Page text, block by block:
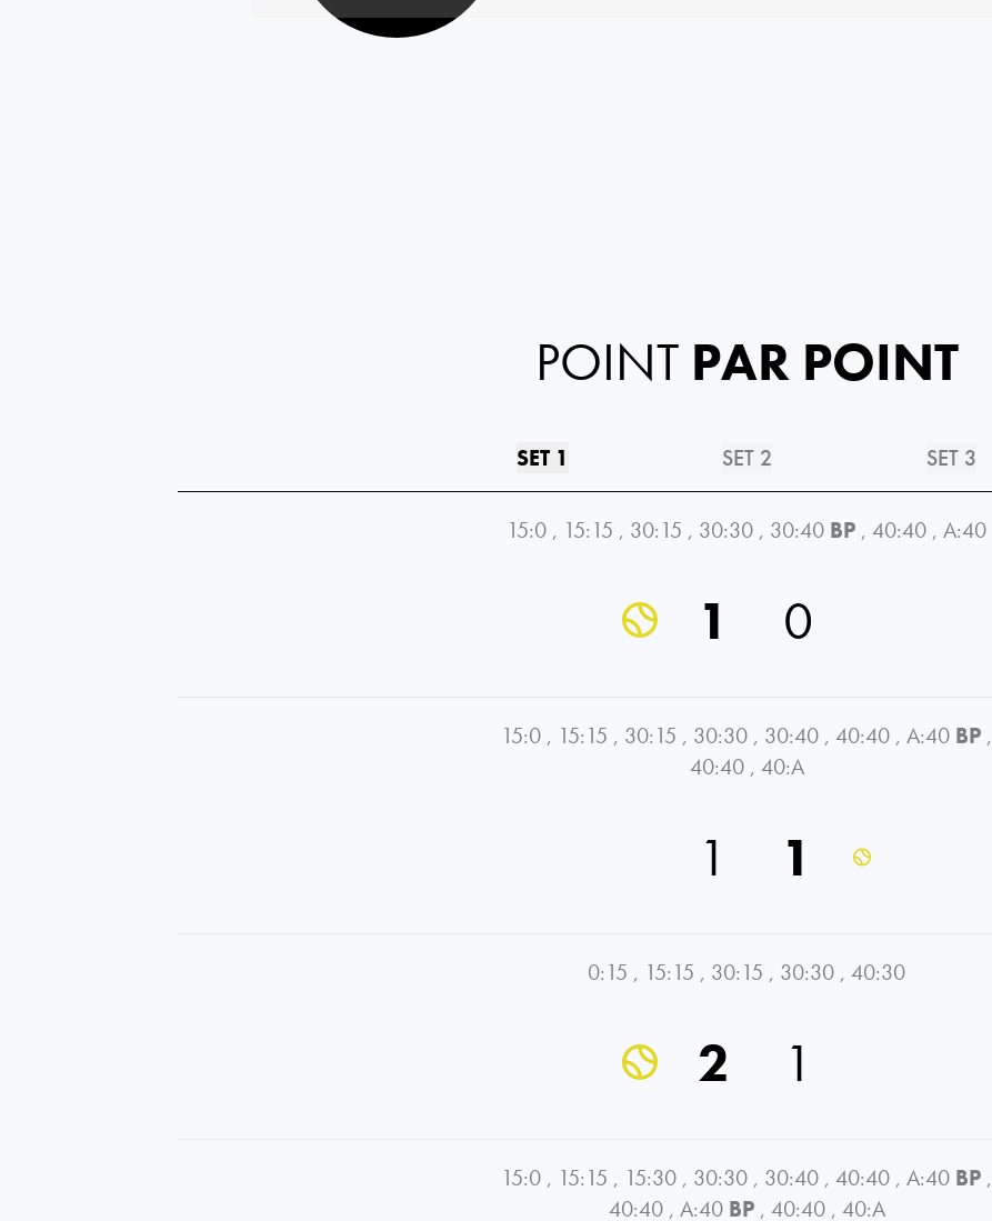
POINT PAR POINT
SET 1 SET 2 SET 3
15:0 , 15:15 , 30:15 , 30:30 , 30:40 BP , 40:40 , A:40
1 0
15:0 , 15:15 , 30:15 , 30:30 , 30:40 , 40:40 , A:40 BP ,
40:40 , 40:A
1 1
0:15 , 15:15 , 30:15 , 30:30 , 40:30
2 1
15:0 , 15:15 , 15:30 , 30:30 , 30:40 , 40:40 , A:40 BP ,
40:40 , A:40 BP , 40:40 , 40:A